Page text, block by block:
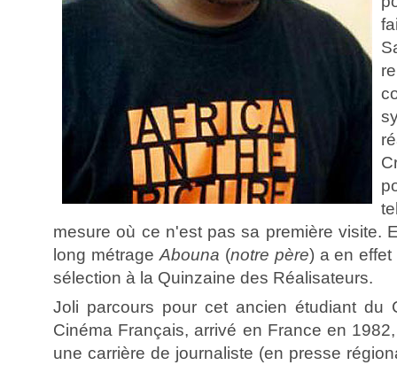
mesure où ce n'est pas sa première visite.
long métrage Abouna (notre père) a en
sélection à la Quinzaine des Réalisateurs.
Joli parcours pour cet ancien étudiant du
Cinéma Français, arrivé en France en
une carrière de journaliste (en presse